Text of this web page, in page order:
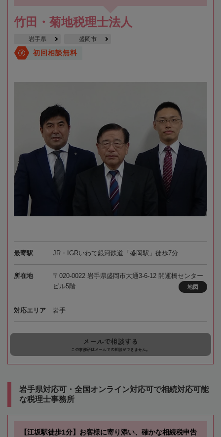
竹田・菊地税理士法人
岩手県 盛岡市
初回相談無料
最寄駅 JR・IGRいわて銀河鉄道「盛岡駅」徒歩7分
所在地
〒020-0022 岩手県盛岡市大通3-6-12 開運橋センター
ビル5階
地図
対応エリア 岩手
メールで相談する
この事務所はメールでの相談ができません。
岩手県対応可・全国オンライン対応可で相続対応可能
な税理士事務所
【江坂駅徒歩1分】お客様に寄り添い、確かな相続税申告